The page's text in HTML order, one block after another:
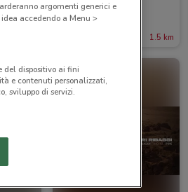
OVS
1.5 km
argomenti generici e
accedendo a Menu >
del dispositivo ai fini
e contenuti personalizzati,
sviluppo di servizi.